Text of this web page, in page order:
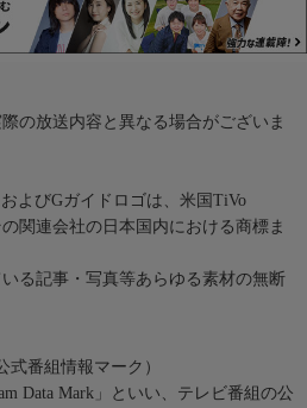
の放送内容と異なる場合がございま
よびGガイドロゴは、米国TiVo
関連会社の日本国内における商標ま
る記事・写真等あらゆる素材の無断
式番組情報マーク）
Data Mark」といい、テレビ番組の公